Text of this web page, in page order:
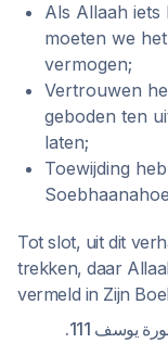
Als Allaah iets
moeten we
vermogen;
Vertrouwen
geboden ten
laten;
Toewijding
Tot slot, uit dit
trekken, daar
vermeld in Zijn
يوسف 111.